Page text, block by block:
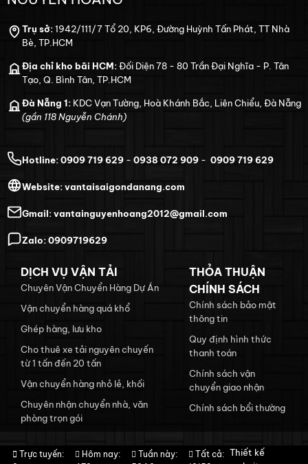
Trụ sở:1942/111/7 Tổ 20, KP6, Đường Huỳnh Tấn Phát, TT Nhà
Bè, TP.HCM
Địa chỉ kho bãi HCM:Đối Diện 78 - 80 Trần Đại Nghĩa - P. Tân
Tạo, Q. Bình Tân, TP.HCM
Đà Nẵng 1: KDC Vạn Tường, Hoà Khánh Bắc, Liên Chiểu, Đà Nẵng
(gần 118 Nguyễn Chánh)
Hotline:0909 719 629 - 0938 072 909 - 0909 719 629
Website:vantaisaigondanang.com
Gmail:vantainguyenhoang2012@gmail.com
Zalo:0909719629
DỊCH VỤ VẬN TẢI
Chuyên Vận Chuyển Hàng Dự Án
Vận chuyển hàng quá khổ
Ghép hàng, lưu kho
Cho thuê xe tải nguyên chuyến
từ 1 tấn đến 20 tấn
Vận chuyển hàng nhỏ lẻ, khối
Chuyên nhận chuyển nhà, văn
phòng trọn gói
THỎA THUẬN
CHÍNH SÁCH
Chính sách bảo mật
thông tin
Quy định hình thức
thanh toán
Chính sách vận
chuyển giao nhận
Chính sách bổi thường
Trực tuyến:
Hôm nay:
Tuần này:
Tất cả: Thiết kế